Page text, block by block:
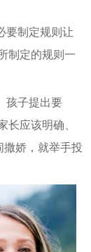
要制定规则让
制定的规则一
孩子提出要
长应该明确、
撒娇，就举手投